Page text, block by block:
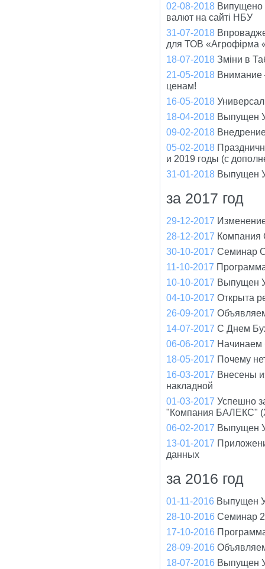
02-08-2018 Випущено
валют на сайті НБУ
31-07-2018
для ТОВ «Агрофірма
18-07-2018 Зміни в
21-05-2018 Внимание
ценам!
16-05-2018
18-04-2018 Выпущен
09-02-2018
05-02-2018
и 2019 годы (с
31-01-2018 Выпущен
за 2017 год
29-12-2017
28-12-2017 Компания
30-10-2017 Cеминар
11-10-2017
10-10-2017 Выпущен
04-10-2017 Открыта
26-09-2017
14-07-2017 С Днем
06-06-2017 Начинаем
18-05-2017 Почему
16-03-2017 Внесены
накладной
01-03-2017 Успешно
"Компания БАЛЕКС"
06-02-2017 Выпущен
13-01-2017
данных
за 2016 год
01-11-2016 Выпущен
28-10-2016 Семинар
17-10-2016
28-09-2016
18-07-2016 Выпущен